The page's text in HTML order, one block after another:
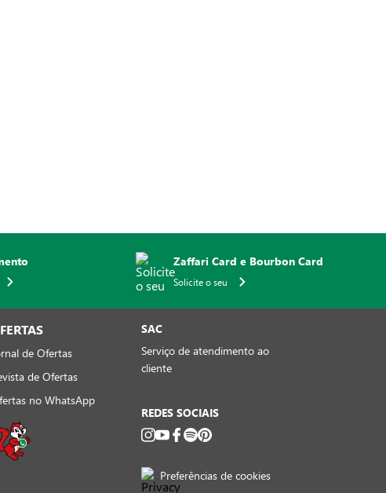
Zaffari Card e Bourbon Card
Solicite o seu
de Ofertas
de Ofertas
no WhatsApp
SAC
Serviço de atendimento ao
cliente
REDES SOCIAIS
Preferências de cookies